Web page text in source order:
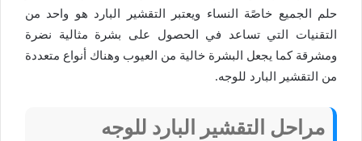
حلم الجميع خاصًة النساء ويعتبر التقشير البارد هو واحد من
التقنيات التي تساعد في الحصول على بشرة مثالية نضرة
ومشرقة كما يجعل البشرة خالية من العيوب وهناك أنواع متعددة
من التقشير البارد للوجه.
مراحل التقشير البارد للوجه